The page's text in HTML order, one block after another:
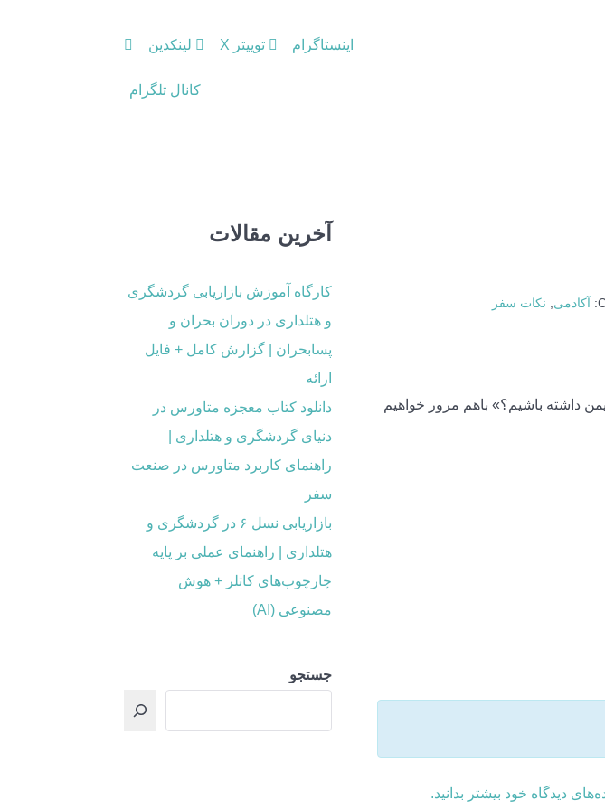
اینستاگرام توییتر X لینکدین
کانال تلگرام
آکادمی, نکات سفر
داشته باشیم؟» باهم مرور خواهیم
دیدگاه خود بیشتر بدانید.
آخرین مقالات
کارگاه آموزش بازاریابی گردشگری
و هتلداری در دوران بحران و
پسابحران | گزارش کامل + فایل
ارائه
دانلود کتاب معجزه متاورس در
دنیای گردشگری و هتلداری |
راهنمای کاربرد متاورس در صنعت
سفر
بازاریابی نسل ۶ در گردشگری و
هتلداری | راهنمای عملی بر پایه
چارچوب‌های کاتلر + هوش
مصنوعی (AI)
جستجو